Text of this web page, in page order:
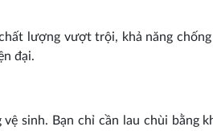
lượng vượt trội, khả năng
đại.
sinh. Bạn chỉ cần lau chùi bằng